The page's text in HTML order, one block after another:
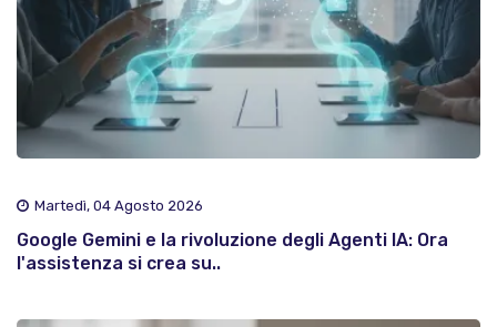
Martedì, 04 Agosto 2026
Google Gemini e la rivoluzione degli Agenti IA: Ora
l'assistenza si crea su..